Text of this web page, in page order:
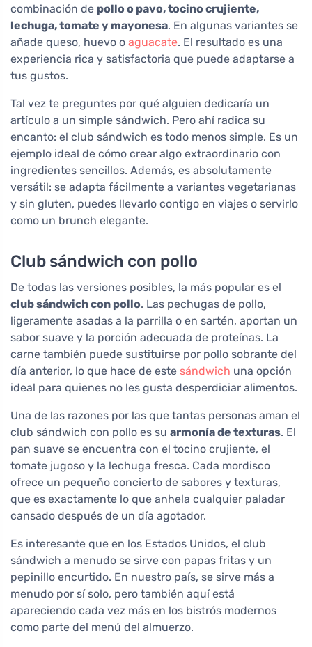
combinación de pollo o pavo, tocino crujiente,
lechuga, tomate y mayonesa. En algunas variantes se
añade queso, huevo o aguacate. El resultado es una
experiencia rica y satisfactoria que puede adaptarse a
tus gustos.
Tal vez te preguntes por qué alguien dedicaría un
artículo a un simple sándwich. Pero ahí radica su
encanto: el club sándwich es todo menos simple. Es un
ejemplo ideal de cómo crear algo extraordinario con
ingredientes sencillos. Además, es absolutamente
versátil: se adapta fácilmente a variantes vegetarianas
y sin gluten, puedes llevarlo contigo en viajes o servirlo
como un brunch elegante.
Club sándwich con pollo
De todas las versiones posibles, la más popular es el
club sándwich con pollo. Las pechugas de pollo,
ligeramente asadas a la parrilla o en sartén, aportan un
sabor suave y la porción adecuada de proteínas. La
carne también puede sustituirse por pollo sobrante del
día anterior, lo que hace de este sándwich una opción
ideal para quienes no les gusta desperdiciar alimentos.
Una de las razones por las que tantas personas aman el
club sándwich con pollo es su armonía de texturas. El
pan suave se encuentra con el tocino crujiente, el
tomate jugoso y la lechuga fresca. Cada mordisco
ofrece un pequeño concierto de sabores y texturas,
que es exactamente lo que anhela cualquier paladar
cansado después de un día agotador.
Es interesante que en los Estados Unidos, el club
sándwich a menudo se sirve con papas fritas y un
pepinillo encurtido. En nuestro país, se sirve más a
menudo por sí solo, pero también aquí está
apareciendo cada vez más en los bistrós modernos
como parte del menú del almuerzo.